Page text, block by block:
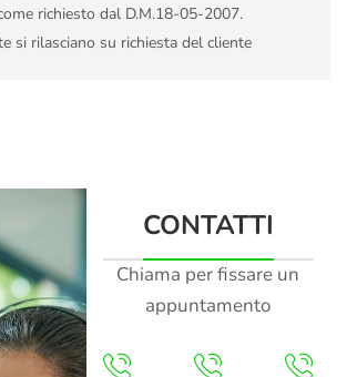
richiesto dal D.M.18-05-2007.
si rilasciano su richiesta del cliente
CONTATTI
Chiama per fissare un
appuntamento